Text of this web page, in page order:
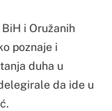
i Oružanih
poznaje i
duha u
da ide u